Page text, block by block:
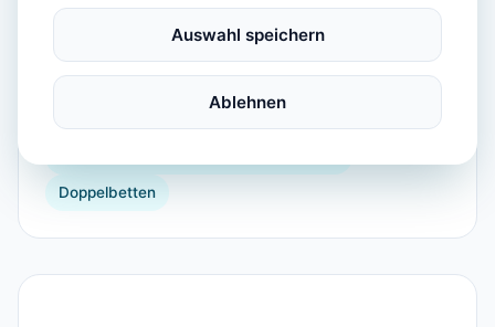
Mikrowelle Geschirrspüler Terrasse Garten
Kaffeemaschine Gefrierfach Backofen
Doppelbetten
Auswahl speichern
Ablehnen